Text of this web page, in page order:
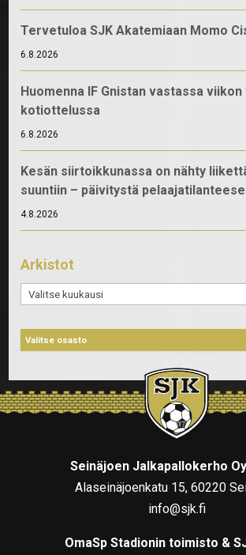
Tervetuloa SJK Akatemiaan Momo
6.8.2026
Huomenna IF Gnistan vastassa
kotiottelussa
6.8.2026
Kesän siirtoikkunassa on nähty
suuntiin – päivitystä
4.8.2026
Arkistot
Arkistot
Seinäjoen Jalkapallokerho
Alaseinäjoenkatu 15, 60220
info@sjk.fi
OmaSp Stadionin toimisto &